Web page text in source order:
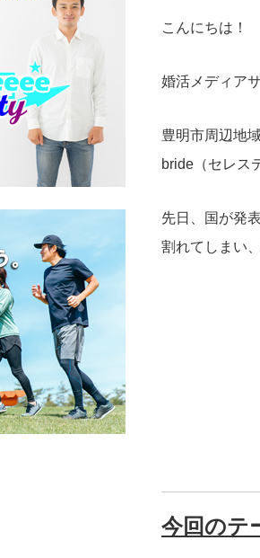
こんにちは！
婚活メディア
豊明市周辺地
bride（セレス
先日、国が発
割れてしまい
今回のテ